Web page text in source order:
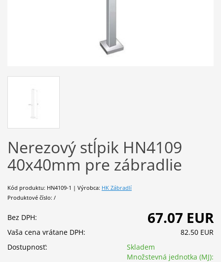
Nerezový stĺpik HN4109
40x40mm pre zábradlie
Kód produktu: HN4109-1 | Výrobca: HK Zábradlí
Produktové číslo: /
Bez DPH: 67.07 EUR
Vaša cena vrátane DPH:
82.50 EUR
Dostupnosť:
Skladem
Množstevná jednotka (MJ):